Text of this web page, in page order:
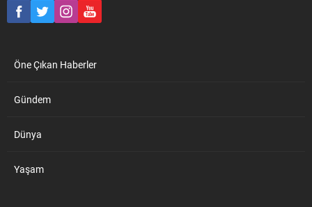
Öne Çıkan Haberler
Gündem
Dünya
Yaşam